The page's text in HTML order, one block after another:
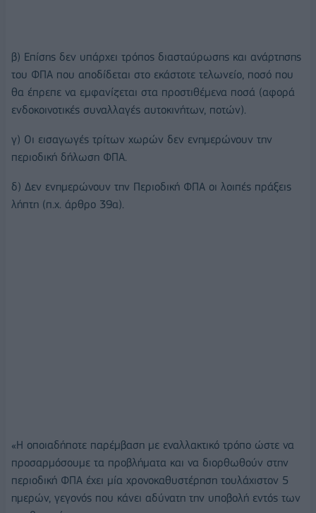
β) Επίσης δεν υπάρχει τρόπος διασταύρωσης και ανάρτησης
του ΦΠΑ που αποδίδεται στο εκάστοτε τελωνείο, ποσό που
θα έπρεπε να εμφανίζεται στα προστιθέμενα ποσά (αφορά
ενδοκοινοτικές συναλλαγές αυτοκινήτων, ποτών).
γ) Οι εισαγωγές τρίτων χωρών δεν ενημερώνουν την
περιοδική δήλωση ΦΠΑ.
δ) Δεν ενημερώνουν την Περιοδική ΦΠΑ οι λοιπές πράξεις
λήπτη (π.χ. άρθρο 39α).
«Η οποιαδήποτε παρέμβαση με εναλλακτικό τρόπο ώστε να
προσαρμόσουμε τα προβλήματα και να διορθωθούν στην
περιοδική ΦΠΑ έχει μία χρονοκαθυστέρηση τουλάχιστον 5
ημερών, γεγονός που κάνει αδύνατη την υποβολή εντός των